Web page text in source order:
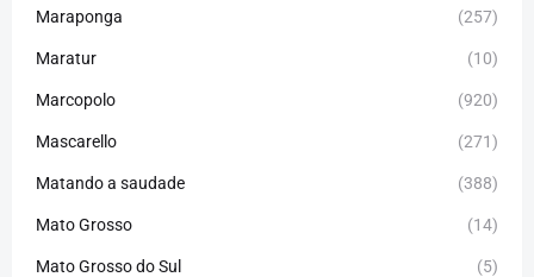
Maraponga (257)
Maratur (10)
Marcopolo (920)
Mascarello (271)
Matando a saudade (388)
Mato Grosso (14)
Mato Grosso do Sul (5)